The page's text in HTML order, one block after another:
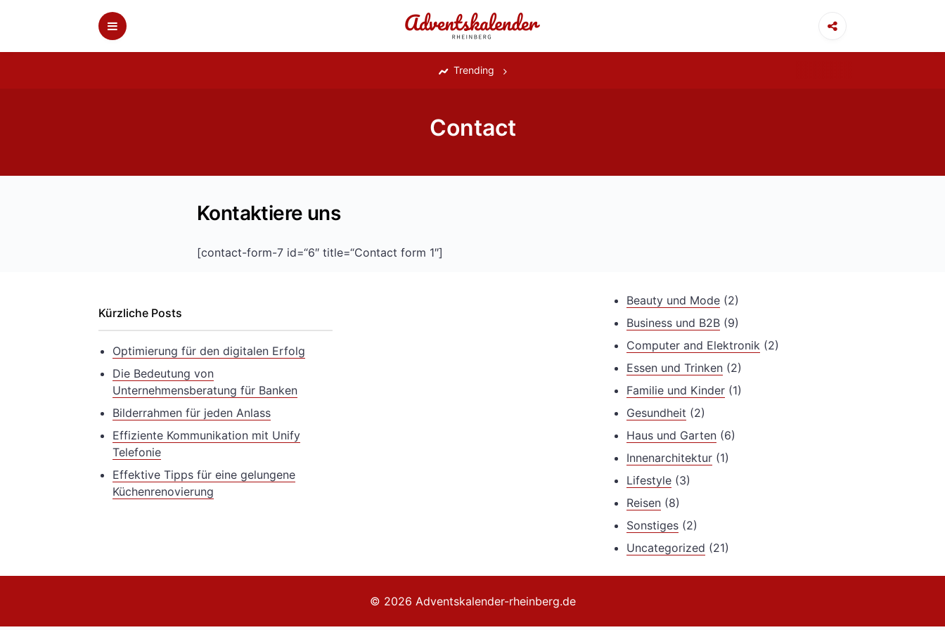
Trending
Contact
Kontaktiere uns
[contact-form-7 id=“6″ title=“Contact form 1″]
Kürzliche Posts
Optimierung für den digitalen Erfolg
Die Bedeutung von
Unternehmensberatung für Banken
Bilderrahmen für jeden Anlass
Effiziente Kommunikation mit Unify
Telefonie
Effektive Tipps für eine gelungene
Küchenrenovierung
Beauty und Mode(2)
Business und B2B(9)
Computer and Elektronik(2)
Essen und Trinken(2)
Familie und Kinder(1)
Gesundheit (2)
Haus und Garten(6)
Innenarchitektur(1)
Lifestyle(3)
Reisen(8)
Sonstiges(2)
Uncategorized (21)
© 2026 Adventskalender-rheinberg.de